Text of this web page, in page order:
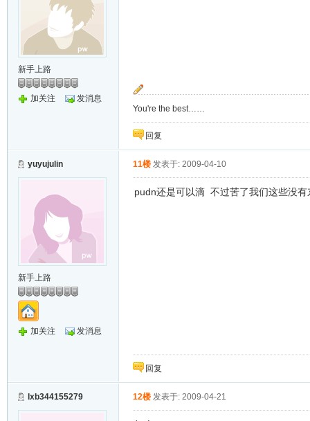
新手上路
加关注
发消息
You're the best……
回复
yuyujulin
新手上路
加关注 发消息
11楼 发表于: 2009-04-10
pudn还是可以滴 不过苦了我们这些没有
回复
lxb344155279 12楼 发表于: 2009-04-21